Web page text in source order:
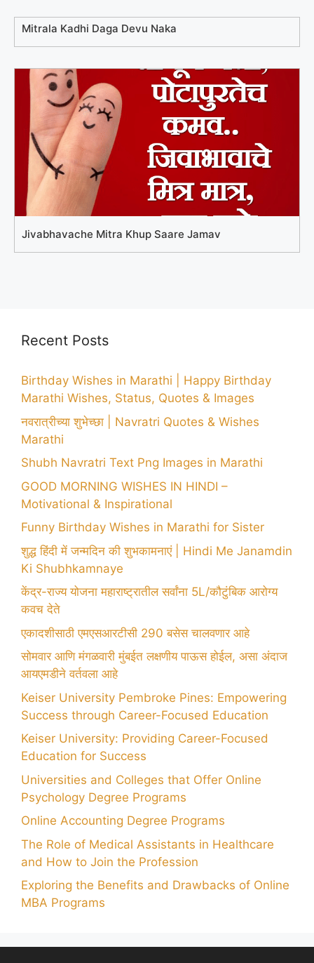
Mitrala Kadhi Daga Devu Naka
Jivabhavache Mitra Khup Saare Jamav
Recent Posts
Birthday Wishes in Marathi | Happy Birthday
Marathi Wishes, Status, Quotes & Images
नवरात्रीच्या शुभेच्छा | Navratri Quotes & Wishes
Marathi
Shubh Navratri Text Png Images in Marathi
GOOD MORNING WISHES IN HINDI –
Motivational & Inspirational
Funny Birthday Wishes in Marathi for Sister
शुद्ध हिंदी में जन्मदिन की शुभकामनाएं | Hindi Me Janamdin
Ki Shubhkamnaye
केंद्र-राज्य योजना महाराष्ट्रातील सर्वांना 5L/कौटुंबिक आरोग्य
कवच देते
एकादशीसाठी एमएसआरटीसी 290 बसेस चालवणार आहे
सोमवार आणि मंगळवारी मुंबईत लक्षणीय पाऊस होईल, असा अंदाज
आयएमडीने वर्तवला आहे
Keiser University Pembroke Pines: Empowering
Success through Career-Focused Education
Keiser University: Providing Career-Focused
Education for Success
Universities and Colleges that Offer Online
Psychology Degree Programs
Online Accounting Degree Programs
The Role of Medical Assistants in Healthcare
and How to Join the Profession
Exploring the Benefits and Drawbacks of Online
MBA Programs